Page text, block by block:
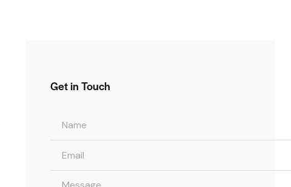
Get in Touch